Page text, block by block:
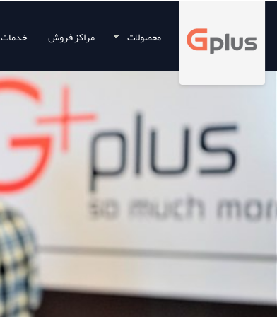
محصولات مراکز فروش خدمات